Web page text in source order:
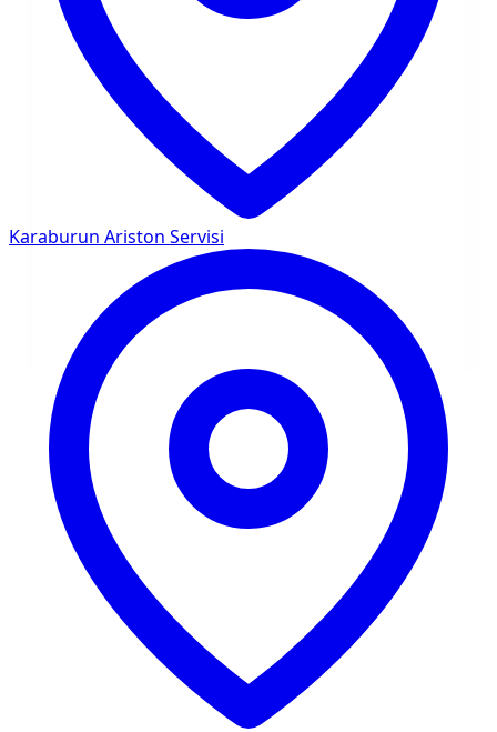
Karaburun Ariston Servisi